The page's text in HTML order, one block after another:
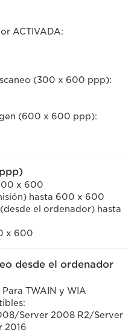
ACTIVADA:
(300 x 600 ppp):
(600 x 600 ppp):
x 600
hasta 600 x 600
el ordenador) hasta
x 600
desde el ordenador
TWAIN y WIA
Server 2008 R2/Server
2016